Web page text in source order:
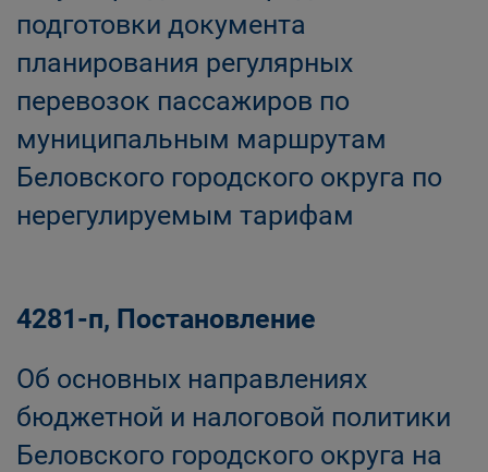
подготовки документа
планирования регулярных
перевозок пассажиров по
муниципальным маршрутам
Беловского городского округа по
нерегулируемым тарифам
4281-п, Постановление
Об основных направлениях
бюджетной и налоговой политики
Беловского городского округа на